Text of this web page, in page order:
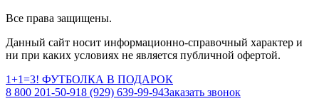
Все права защищены.
Данный сайт носит информационно-справочный характер и
ни при каких условиях не является публичной офертой.
1+1=3! ФУТБОЛКА В ПОДАРОК
8 800 201-50-918 (929) 639-99-94Заказать звонок